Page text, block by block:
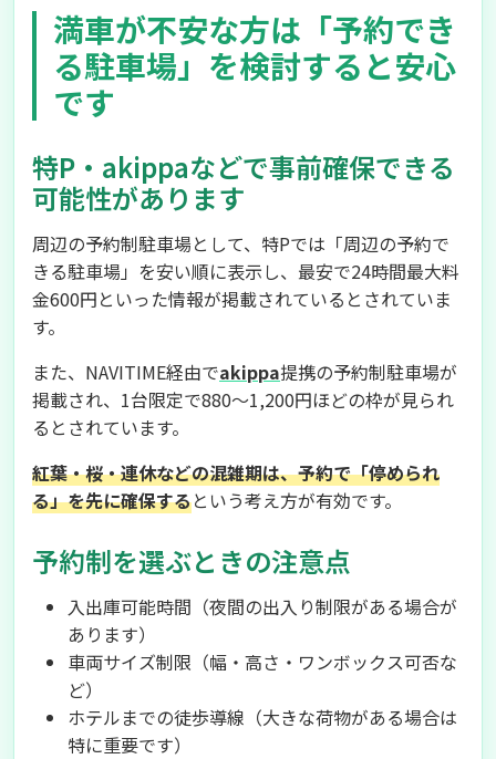
満車が不安な方は「予約でき
る駐車場」を検討すると安心
です
特P・akippaなどで事前確保できる
可能性があります
周辺の予約制駐車場として、特Pでは「周辺の予約で
きる駐車場」を安い順に表示し、最安で24時間最大料
金600円といった情報が掲載されているとされていま
す。
また、NAVITIME経由でakippa提携の予約制駐車場が
掲載され、1台限定で880〜1,200円ほどの枠が見られ
るとされています。
紅葉・桜・連休などの混雑期は、予約で「停められ
る」を先に確保するという考え方が有効です。
予約制を選ぶときの注意点
入出庫可能時間（夜間の出入り制限がある場合が
あります）
車両サイズ制限（幅・高さ・ワンボックス可否な
ど）
ホテルまでの徒歩導線（大きな荷物がある場合は
特に重要です）